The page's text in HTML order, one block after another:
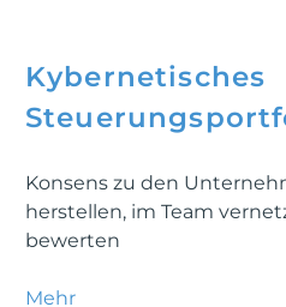
Kybernetisches
Konsens zu den
herstellen, im Team
bewerten
Mehr